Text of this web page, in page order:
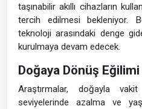
taşınabilir akıllı cihazların
tercih edilmesi bekleniyor.
teknoloji arasındaki denge
kurulmaya devam edecek.
Doğaya Dönüş
Araştırmalar, doğayla
seviyelerinde azalma ve